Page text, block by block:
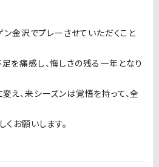
金沢でプレーさせていただくこと
を痛感し、悔しさの残る一年となり
え、来シーズンは覚悟を持って、全
くお願いします。